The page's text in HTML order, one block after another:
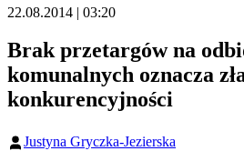
22.08.2014 | 03:20
Brak przetargów na
komunalnych oznacza
konkurencyjności
Justyna Gryczka-Jezierska